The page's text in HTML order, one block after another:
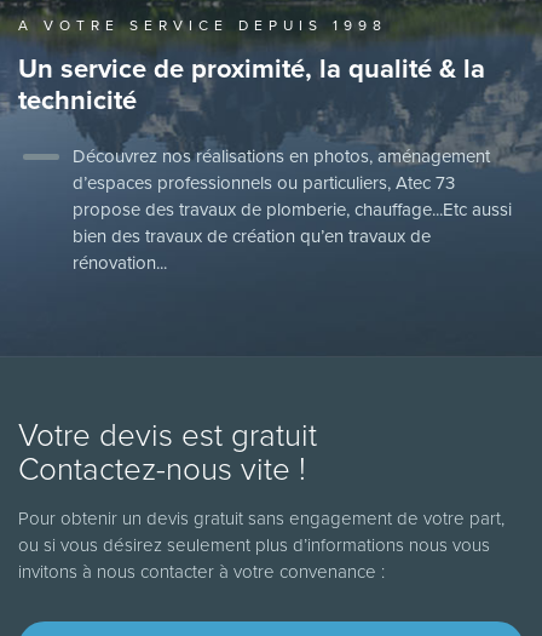
A VOTRE SERVICE DEPUIS 1998
Un service de proximité, la qualité & la
technicité
Découvrez nos réalisations en photos, aménagement
d’espaces professionnels ou particuliers, Atec 73
propose des travaux de plomberie, chauffage...Etc aussi
bien des travaux de création qu’en travaux de
rénovation...
Votre devis est gratuit
Contactez-nous vite !
Pour obtenir un devis gratuit sans engagement de votre part,
ou si vous désirez seulement plus d’informations nous vous
invitons à nous contacter à votre convenance :